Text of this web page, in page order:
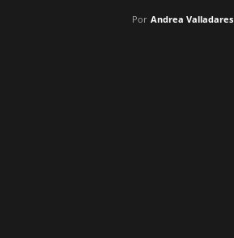
Por Andrea Valladares